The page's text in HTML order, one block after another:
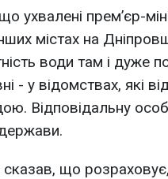
ухвалені прем’єр-
містах на
води там і дуже
- у відомствах, які
Відповідальну
що